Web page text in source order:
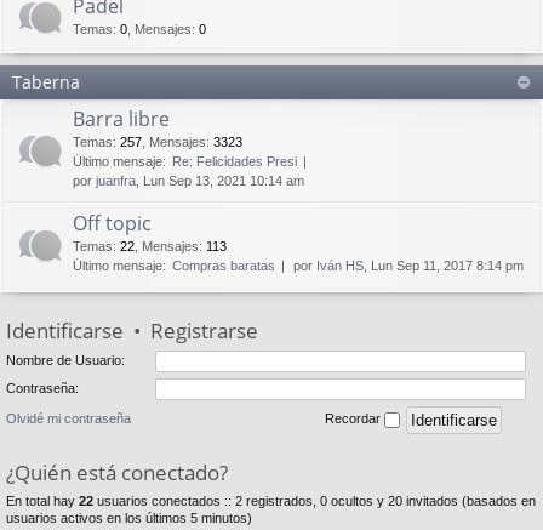
Padel
Temas: 0 Mensajes: 0
Taberna
Barra libre
Temas: 257 Mensajes: 3323
Último mensaje: Re: Felicidades Presi
por juanfra , Lun Sep 13, 2021 10:14 am
Off topic
Temas: 22 Mensajes: 113
Último mensaje: Compras baratas por Iván HS , Lun Sep 11, 2017 8:14 pm
Identificarse • Registrarse
Nombre de Usuario:
Contraseña:
Olvidé mi contraseña Recordar
¿Quién está conectado?
En total hay 22 usuarios conectados :: 2 registrados, 0 ocultos y 20 invitados (basados en
usuarios activos en los últimos 5 minutos)